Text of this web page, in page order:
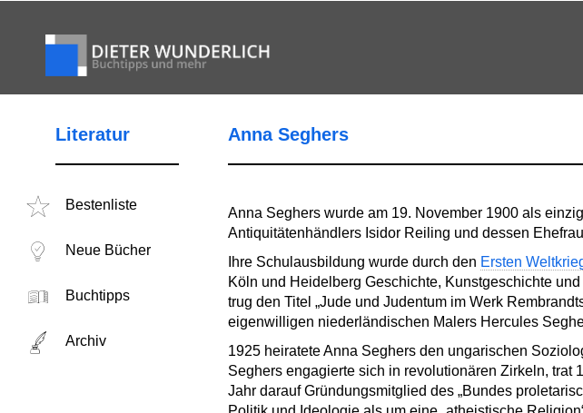
Literatur
Bestenliste
Neue Bücher
Buchtipps
Archiv
Anna Seghers
Anna Seghers wurde am 19. November 1900 als
Antiquitätenhändlers Isidor Reiling und dessen
Ihre Schulausbildung wurde durch den Ersten
Köln und Heidelberg Geschichte, Kunstgeschichte
trug den Titel „Jude und Judentum im Werk
eigenwilligen niederländischen Malers Hercules
1925 heiratete Anna Seghers den ungarischen
Seghers engagierte sich in revolutionären Zirkeln,
Jahr darauf Gründungsmitglied des „Bundes